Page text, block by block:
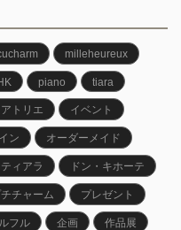
milleheureux
piano tiara
アトリエ イベント
ン オーダーメイド
ティアラ ドン・キホーテ
チャーム プレゼント
フル 企画 作品展